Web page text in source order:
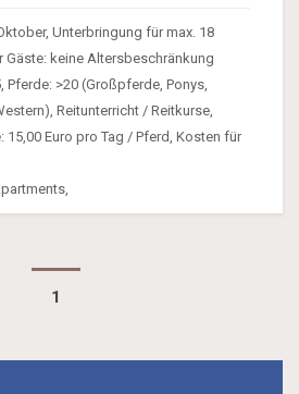
Unterbringung für max. 18
Gäste: keine Altersbeschränkung
>20 (Großpferde, Ponys,
Reitunterricht / Reitkurse,
Euro pro Tag / Pferd, Kosten für
1